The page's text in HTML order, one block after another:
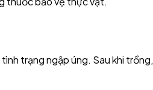
trạng ngập úng. Sau khi trồng,